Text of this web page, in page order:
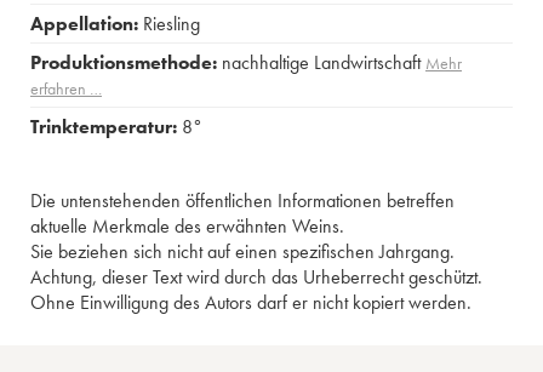
Appellation: Riesling
Produktionsmethode: nachhaltige Landwirtschaft Mehr
erfahren …
Trinktemperatur: 8°
Die untenstehenden öffentlichen Informationen betreffen
aktuelle Merkmale des erwähnten Weins.
Sie beziehen sich nicht auf einen spezifischen Jahrgang.
Achtung, dieser Text wird durch das Urheberrecht geschützt.
Ohne Einwilligung des Autors darf er nicht kopiert werden.